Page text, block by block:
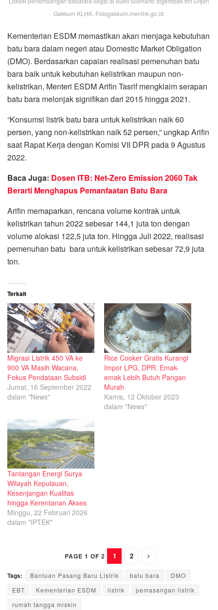
Gakkum KLHK. Fotogakkum.menlhk.go.id.
Kementerian ESDM memastikan akan menjaga kebutuhan
batu bara dalam negeri atau Domestic Market Obligation
(DMO). Berdasarkan capaian realisasi pemenuhan batu
bara baik untuk kebutuhan kelistrikan maupun non-
kelistrikan, Menteri ESDM Arifin Tasrif mengklaim serapan
batu bara melonjak signifikan dari 2015 hingga 2021.
“Konsumsi listrik batu bara untuk kelistrikan naik 60
persen, yang non-kelistrikan naik 52 persen,” ungkap Arifin
saat Rapat Kerja dengan Komisi VII DPR pada 9 Agustus
2022.
Baca Juga: Dosen ITB: Net-Zero Emission 2060 Tak
Berarti Menghapus Pemanfaatan Batu Bara
Arifin memaparkan, rencana volume kontrak untuk
kelistrikan tahun 2022 sebesar 144,1 juta ton dengan
volume alokasi 122,5 juta ton. Hingga Juli 2022, realisasi
pemenuhan batu bara untuk kelistrikan sebesar 72,9 juta
ton.
Terkait
Migrasi Listrik 450 VA ke
900 VA Masih Wacana,
Fokus Pendataan Subsidi
Jumat, 16 September 2022
dalam "News"
Rice Cooker Gratis Kurangi
Impor LPG, DPR: Emak-
emak Lebih Butuh Pangan
Murah
Kamis, 12 Oktober 2023
dalam "News"
Tantangan Energi Surya
Wilayah Kepulauan,
Kesenjangan Kualitas
hingga Kerentanan Akses
Minggu, 22 Februari 2026
dalam "IPTEK"
PAGE 1 OF 2 1 2
Tags: Bantuan Pasang Baru Listrik batu bara
DMO
EBT
Kementerian ESDM listrik
pemasangan listrik
rumah tangga miskin